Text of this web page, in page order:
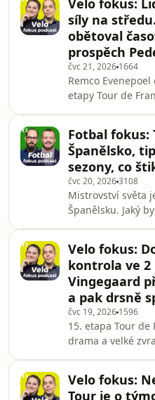
přinesla nečekané
soutěži, náročný
taktické šachy v
Madse
průběhu zasáhla
co čeká
alpských
Velo fokus:
síly na
obětoval
prospěch
čvc 21, 2026 1664
Remco
etapy Tour de
soupeřům šanci,
Tadej Pogačar
po zranění
se věnuje také
týmu Lidl-Trek,
dres a nečekané
antidopingových
Fotbal fokus:
Španělsko,
sezony, co
čvc 20, 20263108
Mistrovství světa
Španělsku. Jaký
být štikou ligy?
a Petr Nerad.
Nováček.
Velo fokus:
kontrola ve 2
Vingegaard
a pak drsně
čvc 19, 2026 1596
15. etapa Tour de
drama a velké
Jonas
Velo fokus:
Tour je o